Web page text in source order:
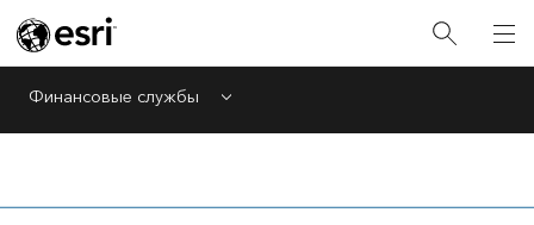
Финансовые службы Menu